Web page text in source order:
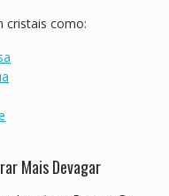
cristais como:
Mais Devagar